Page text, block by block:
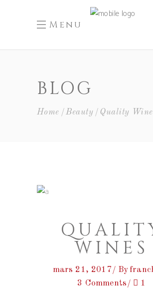
Menu
BLOG
Home Beauty Quality
WINES
mars 21, 2017 By
3 Comments
1